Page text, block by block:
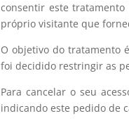
consentir este tratamento
próprio visitante que
O objetivo do tratamento
foi decidido restringir as
Para cancelar o seu
indicando este pedido de